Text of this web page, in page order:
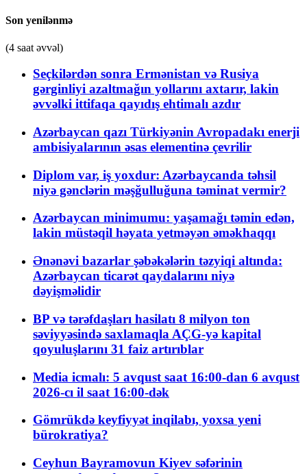
Son yenilənmə
(4 saat əvvəl)
Seçkilərdən sonra Ermənistan və Rusiya
gərginliyi azaltmağın yollarını axtarır, lakin
əvvəlki ittifaqa qayıdış ehtimalı azdır
Azərbaycan qazı Türkiyənin Avropadakı enerji
ambisiyalarının əsas elementinə çevrilir
Diplom var, iş yoxdur: Azərbaycanda təhsil
niyə gənclərin məşğulluğuna təminat vermir?
Azərbaycan minimumu: yaşamağı təmin edən,
lakin müstəqil həyata yetməyən əməkhaqqı
Ənənəvi bazarlar şəbəkələrin təzyiqi altında:
Azərbaycan ticarət qaydalarını niyə
dəyişməlidir
BP və tərəfdaşları hasilatı 8 milyon ton
səviyyəsində saxlamaqla AÇG-yə kapital
qoyuluşlarını 31 faiz artırıblar
Media icmalı: 5 avqust saat 16:00-dan 6 avqust
2026-cı il saat 16:00-dək
Gömrükdə keyfiyyət inqilabı, yoxsa yeni
bürokratiya?
Ceyhun Bayramovun Kiyev səfərinin